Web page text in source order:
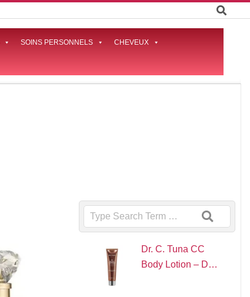
SOINS PERSONNELS CHEVEUX
Search
Dr. C. Tuna CC
Body Lotion – D…